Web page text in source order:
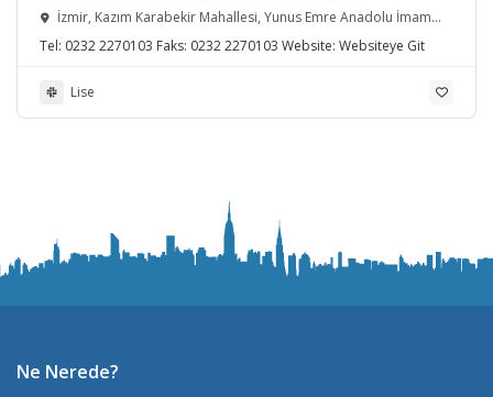
İzmir, Kazım Karabekir Mahallesi, Yunus Emre Anadolu İmam
Tel: 0232 2270103 Faks: 0232 2270103 Website: Websiteye Git
Lise
Ne Nerede?